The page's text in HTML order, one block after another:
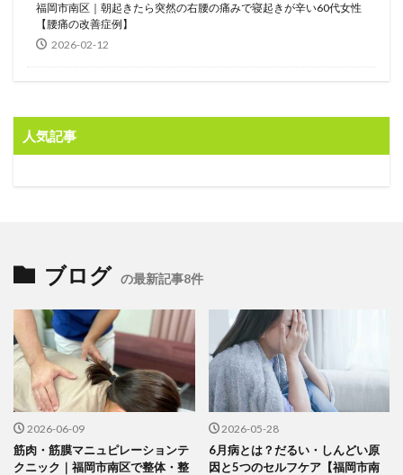
福岡市南区｜朝起きたら突然の右腰の痛みで寝起きが辛い60代女性
【腰痛の改善症例】
2026-02-12
人気記事
ブログ の最新記事8件
2026-06-09
筋肉・筋膜マニュピレーションテ
クニック｜福岡市南区で整体・整
2026-05-28
6月病とは？だるい・しんどい原
因と5つのセルフケア【福岡市南